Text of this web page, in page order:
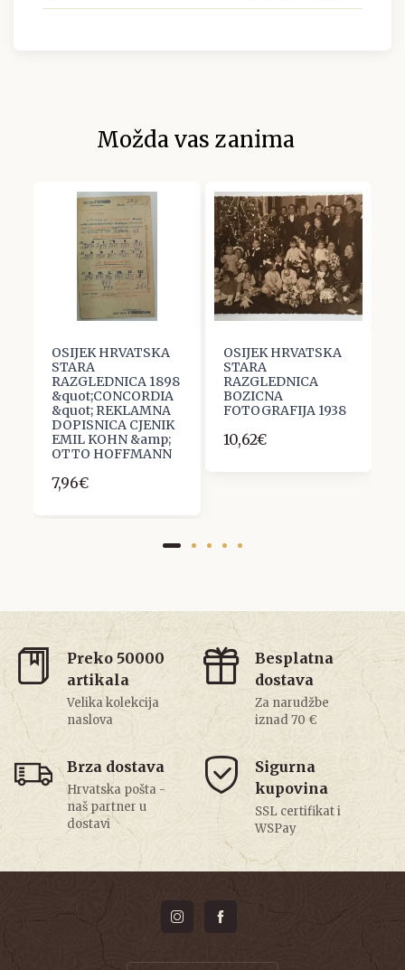
Možda vas zanima
OSIJEK HRVATSKA
STARA
RAZGLEDNICA 1898
&quot;CONCORDIA
&quot; REKLAMNA
DOPISNICA CJENIK
EMIL KOHN &amp;
OTTO HOFFMANN
7,96€
OSIJEK HRVATSKA
STARA
RAZGLEDNICA
BOZICNA
FOTOGRAFIJA 1938
10,62€
Preko 50000
artikala
Velika kolekcija
naslova
Besplatna
dostava
Za narudžbe
iznad 70 €
Brza dostava
Hrvatska pošta -
naš partner u
dostavi
Sigurna
kupovina
SSL certifikat i
WSPay